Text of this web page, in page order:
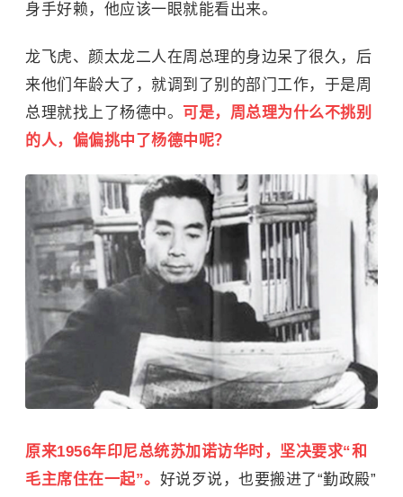
身手好赖，他应该一眼就能看出来。
龙飞虎、颜太龙二人在周总理的身边呆了很久，后
来他们年龄大了，就调到了别的部门工作，于是周
总理就找上了杨德中。 可是，周总理为什么不挑别
的人，偏偏挑中了杨德中呢？
原来1956年印尼总统苏加诺访华时，坚决要求“和
毛主席住在一起”。 好说歹说，也要搬进了“勤政殿”